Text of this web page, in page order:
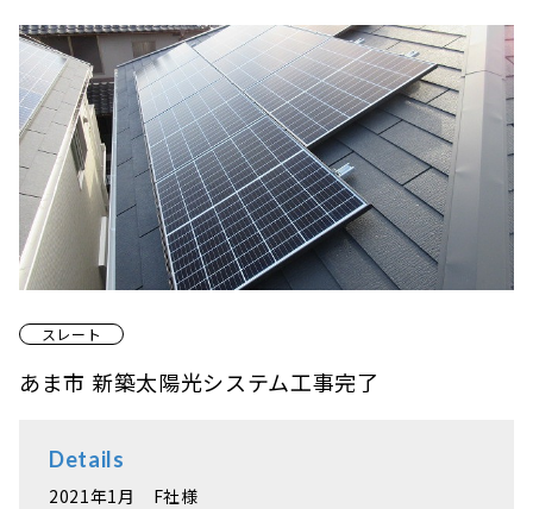
スレート
あま市 新築太陽光システム工事完了
Details
2021年1月 F社様